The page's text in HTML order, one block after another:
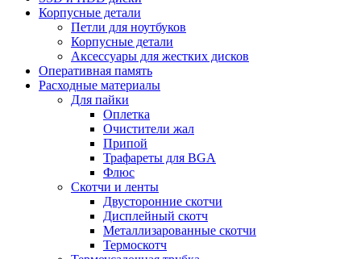
Корпусные детали
Петли для ноутбуков
Корпусные детали
Аксессуары для жестких дисков
Оперативная память
Расходные материалы
Для пайки
Оплетка
Очистители жал
Припой
Трафареты для BGA
Флюс
Скотчи и ленты
Двусторонние скотчи
Дисплейный скотч
Металлизарованные скотчи
Термоскотч